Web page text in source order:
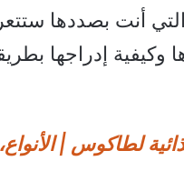
أنت بصددها
وكيفية إدراجها
لطاكوس |